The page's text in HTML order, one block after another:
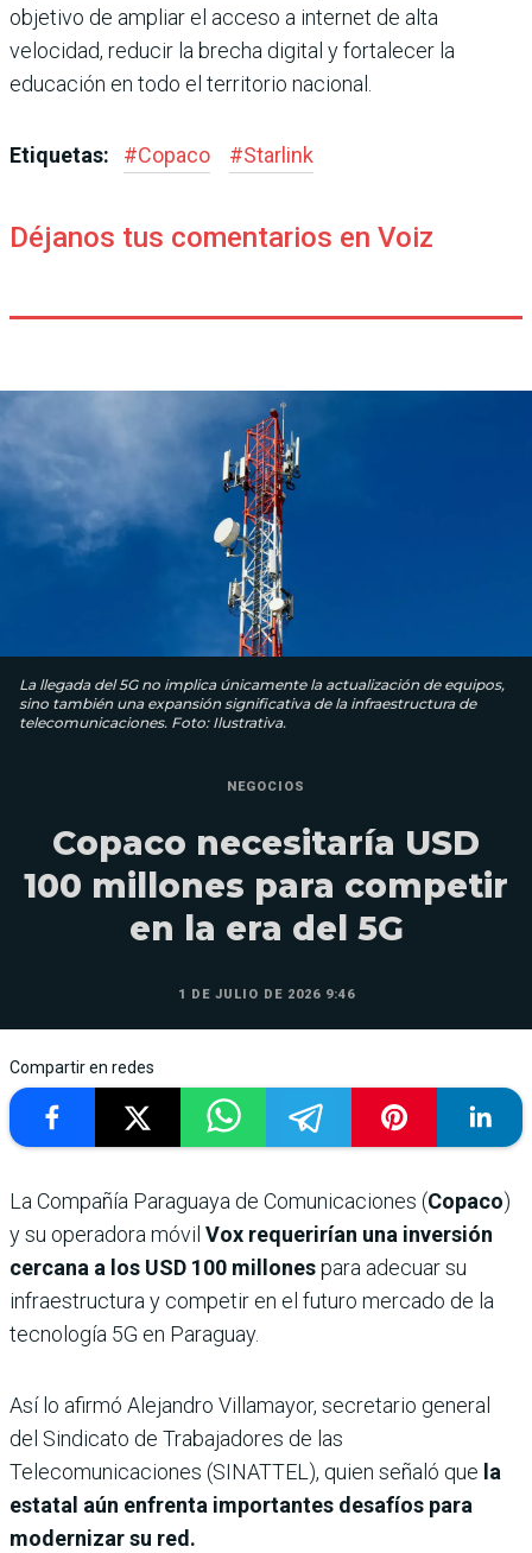
objetivo de ampliar el acceso a internet de alta
velocidad, reducir la brecha digital y fortalecer la
educación en todo el territorio nacional.
Etiquetas: #Copaco #Starlink
Déjanos tus comentarios en Voiz
La llegada del 5G no implica únicamente la actualización de equipos,
sino también una expansión significativa de la infraestructura de
telecomunicaciones. Foto: Ilustrativa.
NEGOCIOS
Copaco necesitaría USD
100 millones para competir
en la era del 5G
1 DE JULIO DE 2026 9:46
Compartir en redes
La Compañía Paraguaya de Comunicaciones (Copaco)
y su operadora móvil Vox requerirían una inversión
cercana a los USD 100 millonespara adecuar su
infraestructura y competir en el futuro mercado de la
tecnología 5G en Paraguay.
Así lo afirmó Alejandro Villamayor, secretario general
del Sindicato de Trabajadores de las
Telecomunicaciones (SINATTEL), quien señaló que la
estatal aún enfrenta importantes desafíos para
modernizar su red.